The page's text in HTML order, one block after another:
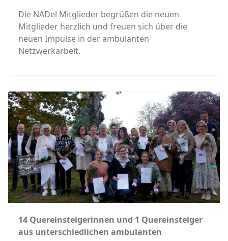
Die NADel Mitglieder begrüßen die neuen
Mitglieder herzlich und freuen sich über die
neuen Impulse in der ambulanten
Netzwerkarbeit.
14 Quereinsteigerinnen und 1 Quereinsteiger
aus unterschiedlichen ambulanten